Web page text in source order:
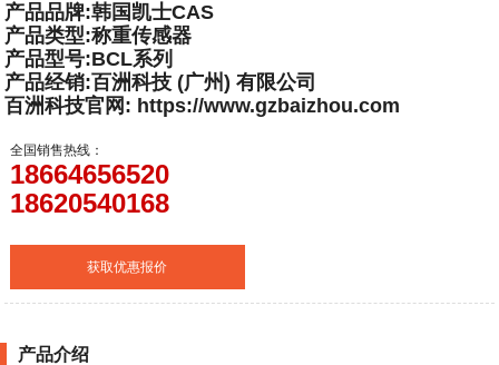
产品品牌:韩国凯士CAS
产品类型:称重传感器
产品型号:BCL系列
产品经销:百洲科技 (广州) 有限公司
百洲科技官网: https://www.gzbaizhou.com
全国销售热线：
18664656520
18620540168
获取优惠报价
产品介绍